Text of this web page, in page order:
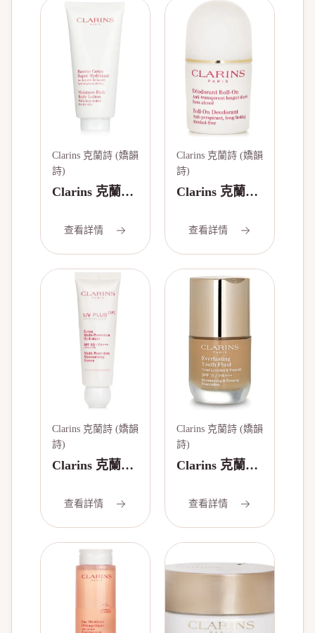
Clarins 克蘭詩 (嬌韻
詩)
Clarins 克蘭詩
身體乳-乾燥肌
膚 Moisture
Rich Body
Lotion with
Shea Butter
200ml/7oz
查看詳情
Clarins 克蘭詩 (嬌韻
詩)
Clarins 克蘭詩
劑 Gentle Care
Roll On
Deodorant
50ml/1.7oz
查看詳情
Clarins 克蘭詩 (嬌韻
詩)
Clarins 克蘭詩
抗污染全效保
濕防曬霜 SPF
50 (粉紅色)
50ml/1.6oz
查看詳情
Clarins 克蘭詩 (嬌韻
詩)
Clarins 克蘭詩
緊緻粉底液
SPF 15 - # 110
Honey
30ml/1oz
查看詳情